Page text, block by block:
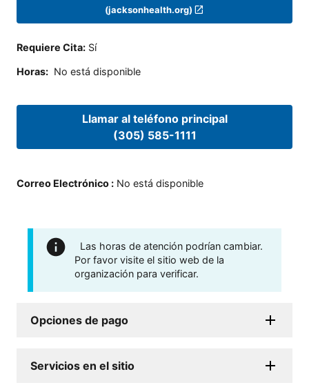
(jacksonhealth.org)
Requiere Cita: Sí
Horas: No está disponible
Llamar al teléfono principal
(305) 585-1111
Correo Electrónico : No está disponible
Las horas de atención podrían cambiar.
Por favor visite el sitio web de la
organización para verificar.
Opciones de pago
Servicios en el sitio